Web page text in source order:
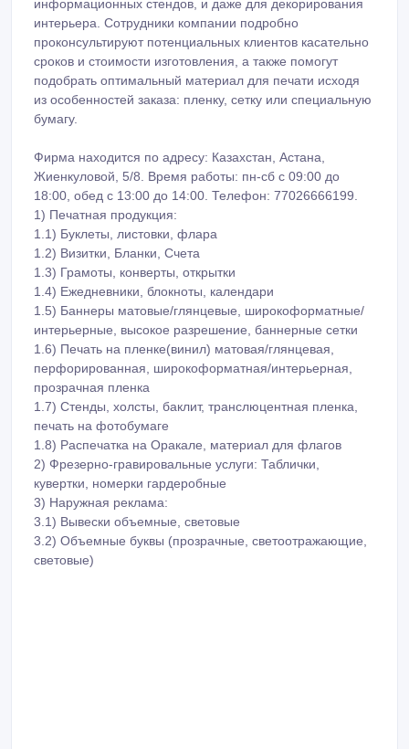
интерьера. Сотрудники компании подробно
проконсультируют потенциальных клиентов касательно
сроков и стоимости изготовления, а также помогут
подобрать оптимальный материал для печати исходя
из особенностей заказа: пленку, сетку или специальную
бумагу.
Жиенкуловой, 5/8. Время работы: пн-сб с 09:00 до
18:00, обед с 13:00 до 14:00. Телефон: 77026666199.
1) Печатная продукция:
1.1) Буклеты, листовки, флара
1.2) Визитки, Бланки, Счета
1.3) Грамоты, конверты, открытки
1.4) Ежедневники, блокноты, календари
1.5) Баннеры матовые/глянцевые, широкоформатные/
интерьерные, высокое разрешение, баннерные сетки
1.6) Печать на пленке(винил) матовая/глянцевая,
перфорированная, широкоформатная/интерьерная,
прозрачная пленка
1.7) Стенды, холсты, баклит, транслюцентная пленка,
печать на фотобумаге
1.8) Распечатка на Оракале, материал для флагов
2) Фрезерно-гравировальные услуги: Таблички,
кувертки, номерки гардеробные
3) Наружная реклама:
3.1) Вывески объемные, световые
3.2) Объемные буквы (прозрачные, светоотражающие,
световые)